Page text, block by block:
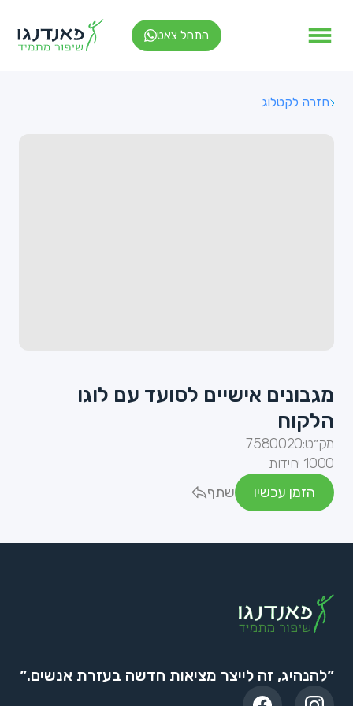
התחל צאט
חזרה לקטלוג
מגבונים אישיים לסועד עם לוגו
הלקוח
מק״ט:7580020
1000 יחידות
הזמן עכשיו
שתף
״להנהיג, זה לייצר מציאות חדשה בעזרת אנשים.״